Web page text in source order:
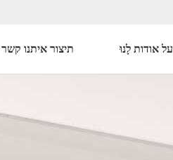
תיצור איתנו קשר על אודות לָנוּ